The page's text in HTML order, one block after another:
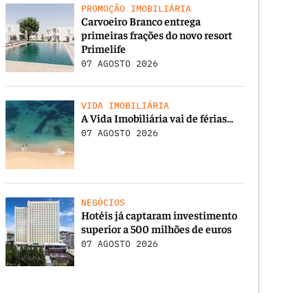
PROMOÇÃO IMOBILIÁRIA
Carvoeiro Branco entrega
primeiras frações do novo resort
Primelife
07 AGOSTO 2026
VIDA IMOBILIÁRIA
A Vida Imobiliária vai de férias…
07 AGOSTO 2026
NEGÓCIOS
Hotéis já captaram investimento
superior a 500 milhões de euros
07 AGOSTO 2026